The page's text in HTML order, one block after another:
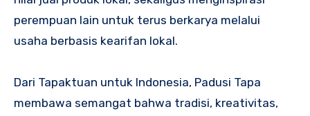
perempuan lain untuk terus berkarya melalui
usaha berbasis kearifan lokal.
Dari Tapaktuan untuk Indonesia, Padusi Tapa
membawa semangat bahwa tradisi, kreativitas,